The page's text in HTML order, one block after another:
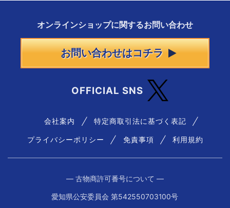
オンラインショップに関するお問い合わせ
お問い合わせはコチラ
OFFICIAL SNS
会社案内 特定商取引法に基づく表記
プライバシーポリシー 免責事項 利用規約
― 古物商許可番号について ―
愛知県公安委員会 第542550703100号